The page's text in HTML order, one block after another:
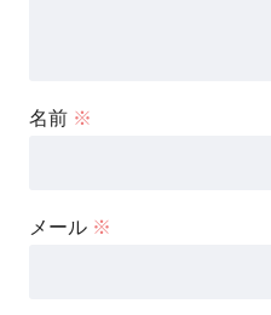
名前 ※
メール ※